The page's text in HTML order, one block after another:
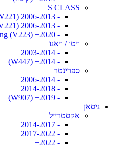
S CLASS
- 2006-2013 (W221)
- 2006-2013 Long (V221)
- 2020+ Long (V223)
ויטו / ויאנו
- 2003-2014
- 2014+ (W447)
ספרינטר
- 2006-2014
- 2014-2018
- 2019+ (W907)
ניסאן
אקסטרייל
- 2014-2017
- 2017-2022
- 2022+